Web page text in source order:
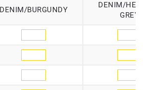
DENIM/BURGUNDY
DENIM/
GREY